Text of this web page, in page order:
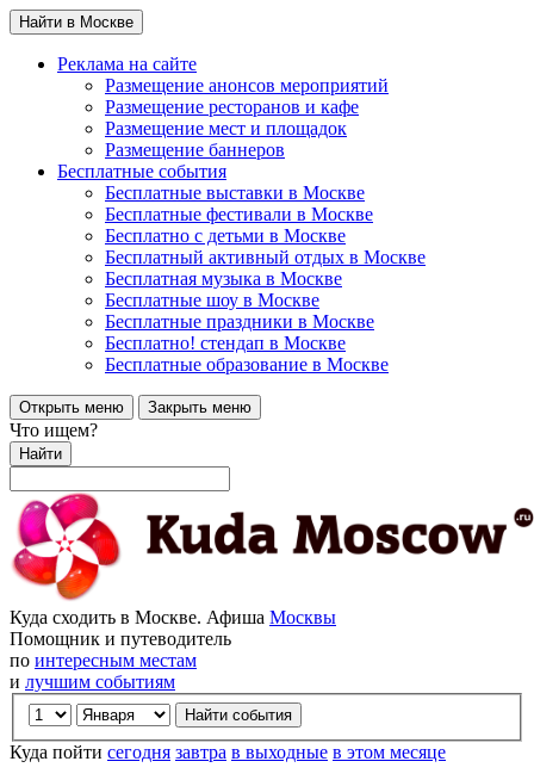
Найти в Москве
Реклама на сайте
Размещение анонсов мероприятий
Размещение ресторанов и кафе
Размещение мест и площадок
Размещение баннеров
Бесплатные события
Бесплатные выставки в Москве
Бесплатные фестивали в Москве
Бесплатно с детьми в Москве
Бесплатный активный отдых в Москве
Бесплатная музыка в Москве
Бесплатные шоу в Москве
Бесплатные праздники в Москве
Бесплатно! стендап в Москве
Бесплатные образование в Москве
Открыть меню Закрыть меню
Что ищем?
Найти
Куда сходить в Москве. Афиша Москвы
Помощник и путеводитель
по интересным местам
и лучшим событиям
Куда пойти сегодня завтра в выходные в этом месяце